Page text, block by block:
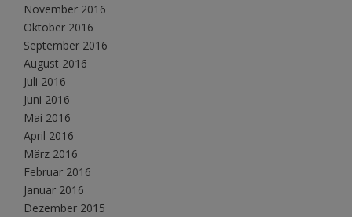
November 2016
Oktober 2016
September 2016
August 2016
Juli 2016
Juni 2016
Mai 2016
April 2016
März 2016
Februar 2016
Januar 2016
Dezember 2015